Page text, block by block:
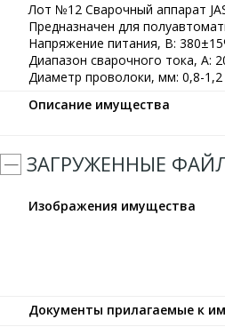
Лот №12 Сварочный аппарат
Предназначен для
Напряжение питания, В:
Диапазон сварочного тока, А:
Диаметр проволоки, мм: 0,8-1,2
Описание имущества
ЗАГРУЖЕННЫЕ
Изображения имущества
Документы прилагаемые к